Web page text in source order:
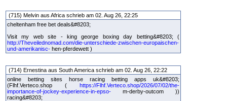
(715) Melvin aus Africa schrieb am 02. Aug 26, 22:25
cheltenham free bet deals&#8203;
Visit my web site - king george boxing day betting&#8203; (
http://Theveilednomad.com/die-unterschiede-zwischen-europaischen-
und-amerikanisc- hen-pferdewett )
(714) Ernestina aus South America schrieb am 02. Aug 26, 22:22
online betting sites horse racing betting apps uk&#8203;
(Flhf.Verteco.shop ( https://Flhf.Verteco.shop/2026/07/02/the-
importance-of-jockey-experience-in-epso- m-derby-outcom ))
racing&#8203;